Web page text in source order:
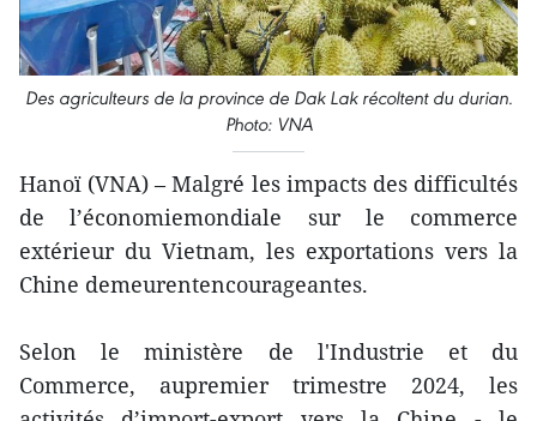
Des agriculteurs de la province de Dak Lak récoltent du durian.
Photo: VNA
Hanoï (VNA) – Malgré les impacts des difficultés
de l’économiemondiale sur le commerce
extérieur du Vietnam, les exportations vers la
Chine demeurentencourageantes.
Selon le ministère de l'Industrie et du
Commerce, aupremier trimestre 2024, les